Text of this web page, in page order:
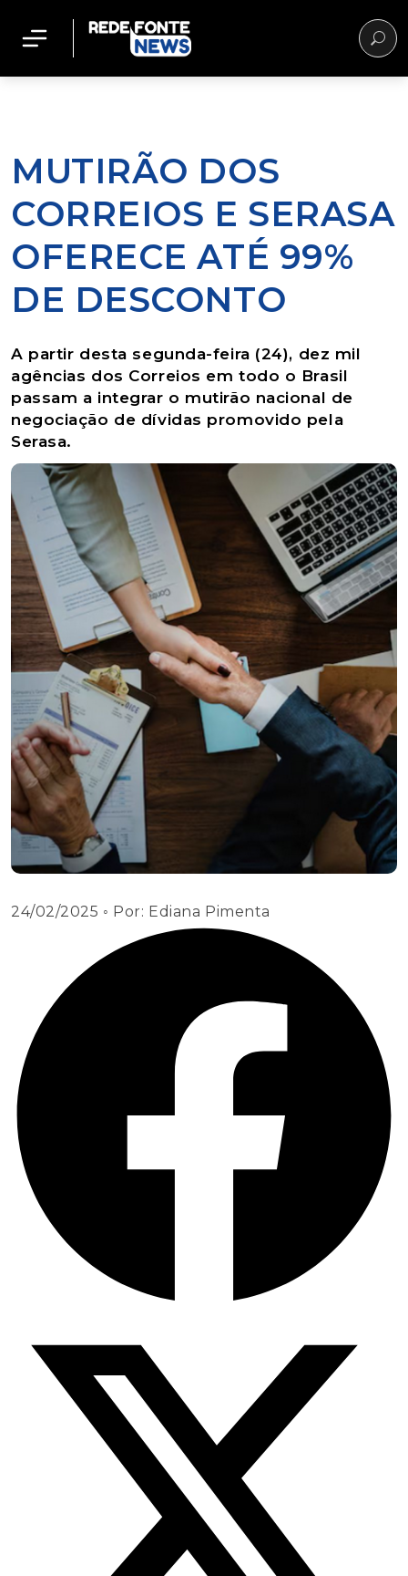
MUTIRÃO DOS
CORREIOS E SERASA
OFERECE ATÉ 99%
DE DESCONTO
A partir desta segunda-feira (24), dez mil
agências dos Correios em todo o Brasil
passam a integrar o mutirão nacional de
negociação de dívidas promovido pela
Serasa.
24/02/2025 ◦ Por: Ediana Pimenta